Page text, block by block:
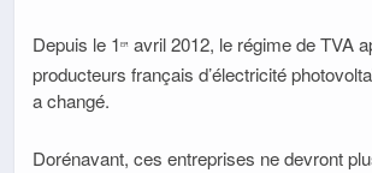
Depuis le 1 er avril 2012, le régime de TVA
producteurs français d’électricité
a changé.
Dorénavant, ces entreprises ne devront